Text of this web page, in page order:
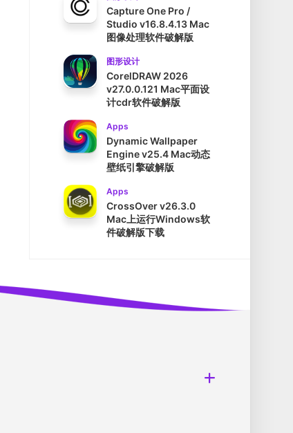
Capture One Pro /
Studio v16.8.4.13 Mac
图像处理软件破解版
图形设计
CorelDRAW 2026
v27.0.0.121 Mac平面设
计cdr软件破解版
Apps
Dynamic Wallpaper
Engine v25.4 Mac动态
壁纸引擎破解版
Apps
CrossOver v26.3.0
Mac上运行Windows软
件破解版下载